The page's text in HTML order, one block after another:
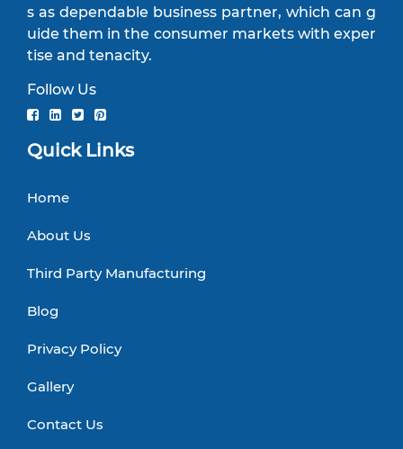
s as dependable business partner, which can g
uide them in the consumer markets with exper
tise and tenacity.
Follow Us
Quick Links
Home
About Us
Third Party Manufacturing
Blog
Privacy Policy
Gallery
Contact Us